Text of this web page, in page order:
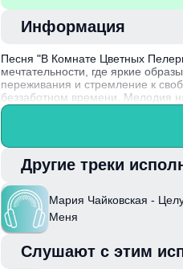
Информация
Песня "В Комнате Цветных
мечтательности, где яркие
переживания и стремление к
беззаботном времени. Мелодия
особенно запоминающейся.
формирует уникальный стиль и
Другие треки
Мария Чайковская -
Меня
Слушают с этим